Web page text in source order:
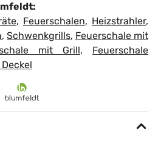
, Feuerschalen, Heizstrahler,
, Schwenkgrills, Feuerschale mit
mit Grill, Feuerschale